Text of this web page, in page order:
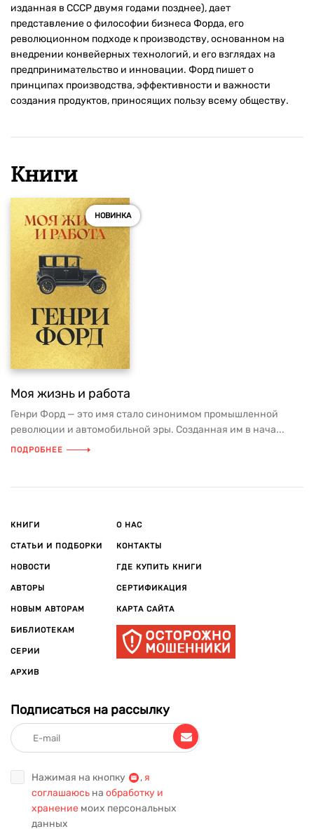
изданная в СССР двумя годами позднее), дает
представление о философии бизнеса Форда, его
революционном подходе к производству, основанном на
внедрении конвейерных технологий, и его взглядах на
предпринимательство и инновации. Форд пишет о
принципах производства, эффективности и важности
создания продуктов, приносящих пользу всему обществу.
Книги
НОВИНКА
Моя жизнь и работа
Генри Форд — это имя стало синонимом промышленной
революции и автомобильной эры. Созданная им в нача...
ПОДРОБНЕЕ
КНИГИ
СТАТЬИ И ПОДБОРКИ
НОВОСТИ
АВТОРЫ
НОВЫМ АВТОРАМ
БИБЛИОТЕКАМ
СЕРИИ
АРХИВ
О НАС
КОНТАКТЫ
ГДЕ КУПИТЬ КНИГИ
СЕРТИФИКАЦИЯ
КАРТА САЙТА
Подписаться на рассылку
Нажимая на кнопку , я
соглашаюсь на обработку и
хранение моих персональных
данных